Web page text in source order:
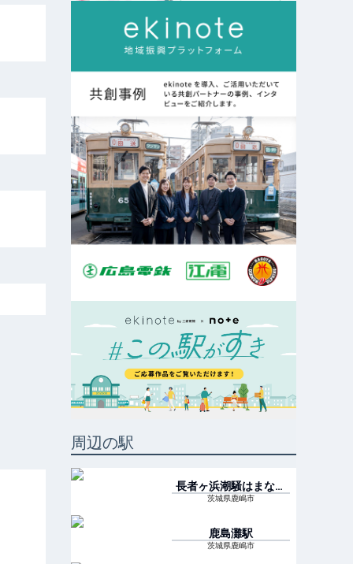
周辺の駅
長者ヶ浜潮騒はまなす
公園前駅
茨城県鹿嶋市
鹿島灘駅
茨城県鹿嶋市